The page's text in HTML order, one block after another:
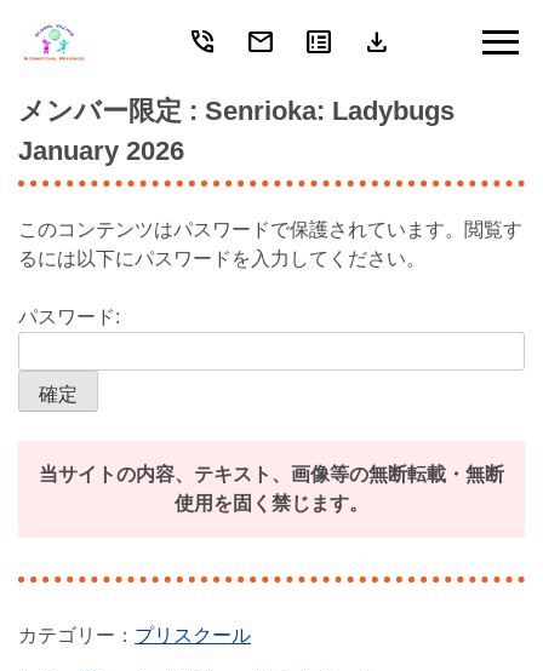
Skip
content
phone_in_talk mail breaking_news download
メンバー限定 : Senrioka: Ladybugs
January 2026
このコンテンツはパスワードで保護されています。閲覧す
るには以下にパスワードを入力してください。
パスワード:
当サイトの内容、テキスト、画像等の無断転載・無断
使用を固く禁じます。
プリスクール